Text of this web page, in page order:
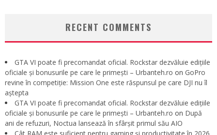
RECENT COMMENTS
GTA VI poate fi precomandat oficial. Rockstar dezvăluie edițiile
oficiale și bonusurile pe care le primești – Urbanteh.ro on GoPro
revine în competiție: Mission One este răspunsul pe care DJI nu îl
aștepta
GTA VI poate fi precomandat oficial. Rockstar dezvăluie edițiile
oficiale și bonusurile pe care le primești – Urbanteh.ro on După
ani de refuzuri, Noctua lansează în sfârșit primul său AIO